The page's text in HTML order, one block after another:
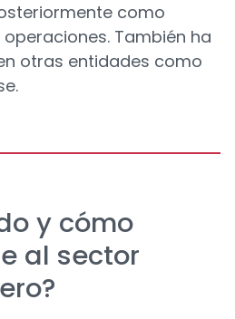
como
También ha
otras entidades como
y cómo
al sector